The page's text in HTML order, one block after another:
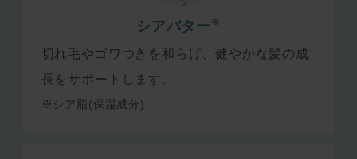
シアバター ※
切れ毛やゴワつきを和らげ、健やかな髪の成
長をサポートします。
※シア脂(保湿成分)